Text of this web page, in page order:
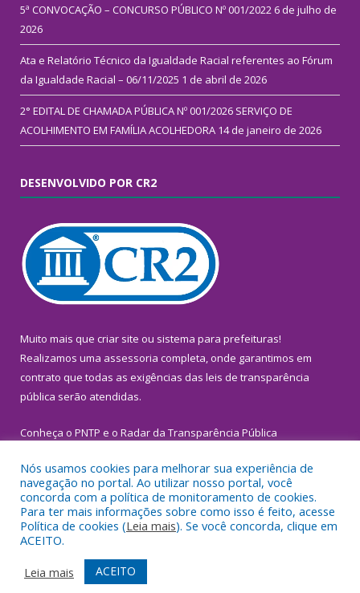
5ª CONVOCAÇÃO – CONCURSO PÚBLICO Nº 001/2022 6 de julho de
2026
Ata e Relatório Técnico da Igualdade Racial referentes ao Fórum
da Igualdade Racial – 06/11/2025 1 de abril de 2026
2° EDITAL DE CHAMADA PÚBLICA Nº 001/2026 SERVIÇO DE
ACOLHIMENTO EM FAMÍLIA ACOLHEDORA 14 de janeiro de 2026
DESENVOLVIDO POR CR2
Muito mais que criar site ou sistema para prefeituras!
Realizamos uma assessoria completa, onde garantimos em
contrato que todas as exigências das leis de transparência
pública serão atendidas.
Conheça o PNTP e o Radar da Transparência Pública
Todos os direitos reservados a Prefeitura Municipal de
Inhangapi.
Mapa do Site
Acessar Área Administrativa
Acessar Webmail
Nós usamos cookies para melhorar sua experiência de
navegação no portal. Ao utilizar nosso portal, você
concorda com a política de monitoramento de cookies.
Para ter mais informações sobre como isso é feito, acesse
Política de cookies (Leia mais). Se você concorda, clique em
ACEITO.
Leia mais
ACEITO